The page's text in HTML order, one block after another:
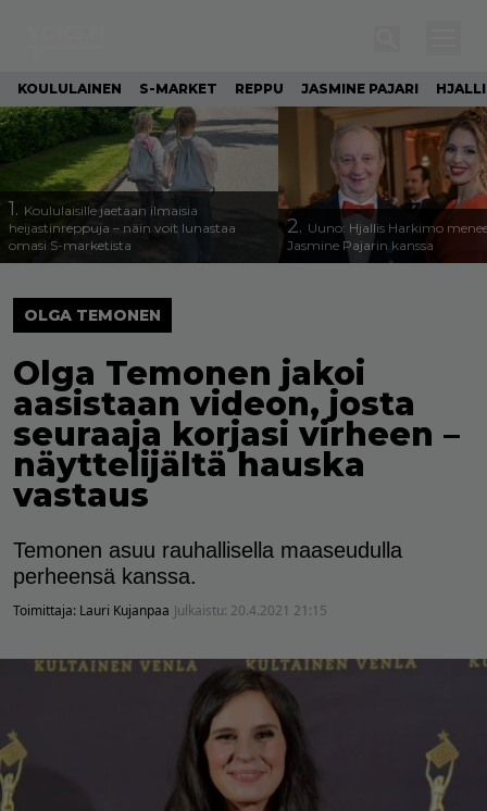
KOULULAINEN S-MARKET REPPU JASMINE PAJARI
1. Koululaisille jaetaan ilmaisia
heijastinreppuja – näin voit lunastaa
omasi S-marketista
2. Uuno: Hjallis Harkimo
Jasmine Pajarin kanssa
OLGA TEMONEN
Olga Temonen jakoi
aasistaan videon, josta
seuraaja korjasi virheen –
näyttelijältä hauska
vastaus
Temonen asuu rauhallisella maaseudulla
perheensä kanssa.
Toimittaja: Lauri Kujanpaa Julkaistu: 20.4.2021 21:15